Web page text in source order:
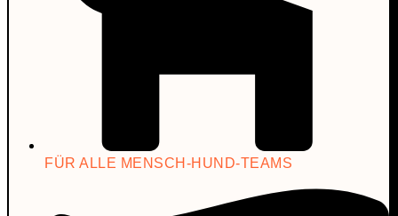
FÜR ALLE MENSCH-HUND-TEAMS